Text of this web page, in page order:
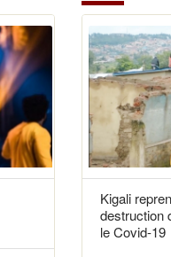
Kigali
destruction
le Covid-19